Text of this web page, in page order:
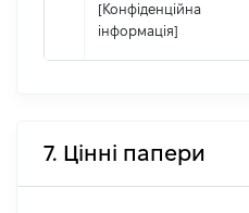
[Конфіденційна
інформація]
7. Цінні папери